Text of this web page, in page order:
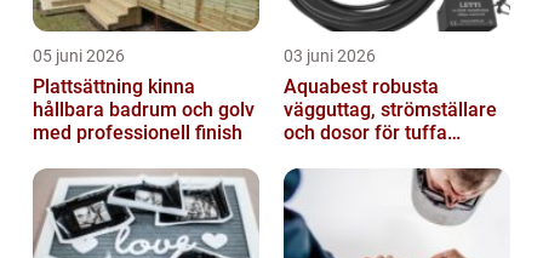
05 juni 2026
Plattsättning kinna
hållbara badrum och golv
med professionell finish
03 juni 2026
Aquabest robusta
vägguttag, strömställare
och dosor för tuffa